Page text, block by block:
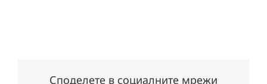
Споделете в социалните мрежи